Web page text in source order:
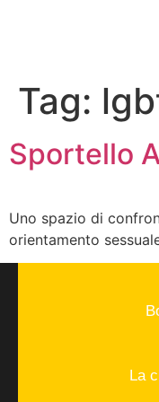
Tag:
Sportello
Uno spazio di
orientamento
La